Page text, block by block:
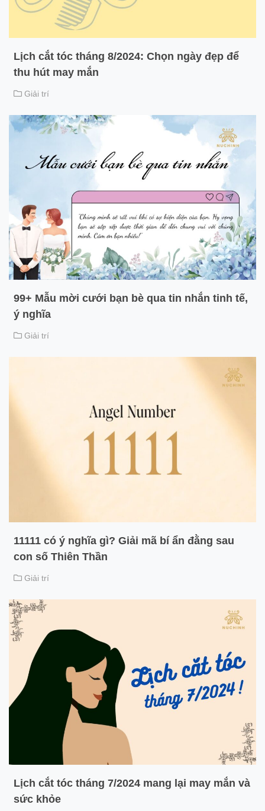
Lịch cắt tóc tháng 8/2024: Chọn ngày đẹp để
thu hút may mắn
Giải trí
99+ Mẫu mời cưới bạn bè qua tin nhắn tinh tế,
ý nghĩa
Giải trí
11111 có ý nghĩa gì? Giải mã bí ẩn đằng sau
con số Thiên Thần
Giải trí
Lịch cắt tóc tháng 7/2024 mang lại may mắn và
sức khỏe